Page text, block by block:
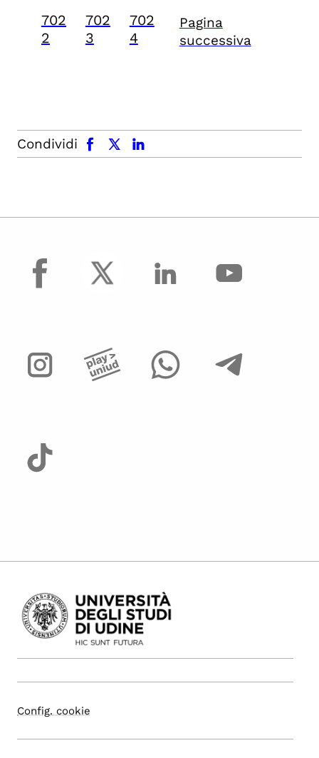
702
2
702
3
702
4
Pagina
successiva
Condividi
facebook x.com linkedin
facebook
Config. cookie